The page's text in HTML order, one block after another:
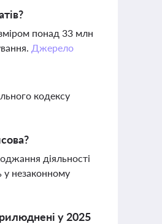
понад 33 млн
Джерело
кодексу
діяльності
у незаконному
у 2025